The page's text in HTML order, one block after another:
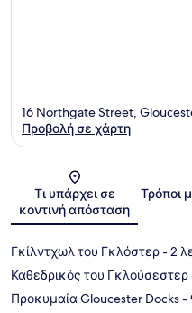
16 Northgate Street,
Προβολή σε χάρτη
Τι υπάρχει σε
κοντινή απόσταση
Τρόποι
Γκίλντχωλ του Γκλόστερ- 2
Καθεδρικός του Γκλούσεστερ
Προκυμαία Gloucester Docks-